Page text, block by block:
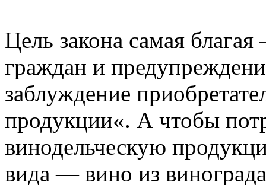
Цель закона самая
граждан и
заблуждение
продукции«. А чтобы
винодельческую
вида — вино из